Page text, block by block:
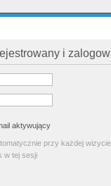
i
aktywujący
przy każdej wizycie
w tej sesji